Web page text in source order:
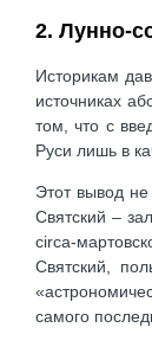
2. Лунно-
Историкам
источниках
том, что с
Руси лишь в
Этот вывод
Святский –
circa-
Святский,
самого